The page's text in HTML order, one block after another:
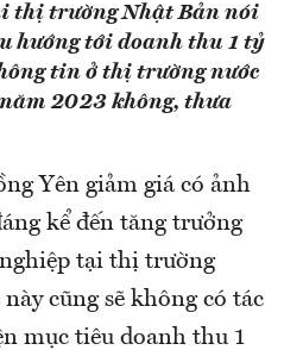
thị trường Nhật Bản nói
hướng tới doanh thu 1 tỷ
tin ở thị trường nước
2023 không, thưa
Yên giảm giá có ảnh
kể đến tăng trưởng
tại thị trường
cũng sẽ không có tác
mục tiêu doanh thu 1